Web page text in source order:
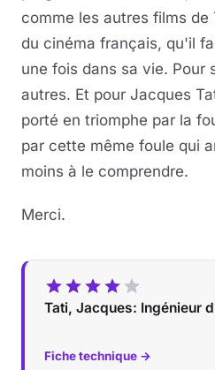
comme les autres films
du cinéma français, qu'il
une fois dans sa vie. Pour
autres. Et pour Jacques
porté en triomphe par la
par cette même foule qui
moins à le comprendre.
Merci.
Tati, Jacques: Ingénieur
Fiche technique →